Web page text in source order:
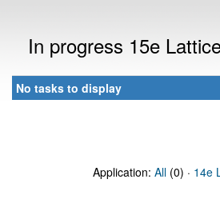
In progress 15e
No tasks to display
Application: All (0) · 14e